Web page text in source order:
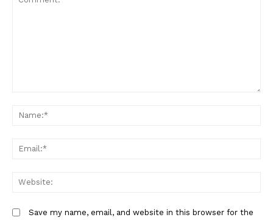
Save my name, email, and website in this browser for the